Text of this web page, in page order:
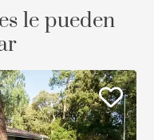
le pueden